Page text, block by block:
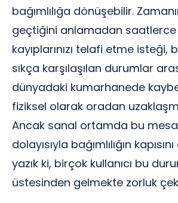
bağımlılığa dönüşebilir.
geçtiğini anlamadan
kayıplarınızı telafi etme isteği,
sıkça karşılaşılan durumlar
dünyadaki kumarhanede
fiziksel olarak oradan
Ancak sanal ortamda bu
dolayısıyla bağımlılığın
yazık ki, birçok kullanıcı bu
üstesinden gelmekte zorluk